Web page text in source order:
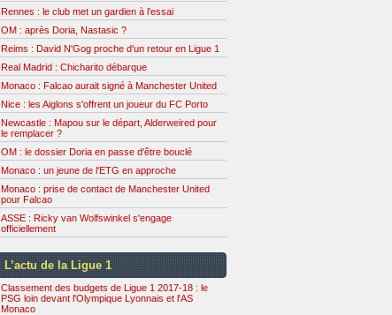
Rennes : le club met un gardien à l'essai
OM : après Doria, Nastasic ?
Reims : David N'Gog proche d'un retour en Ligue 1
Real Madrid : Chicharito débarque
Monaco : Falcao aurait signé à Manchester United
Nice : les Aiglons s'offrent un joueur du FC Porto
Newcastle : Mapou sur le départ, Alderweired pour
le remplacer ?
OM : le dossier Doria en passe d'être bouclé
Monaco : un jeune de l'ETG en approche
Monaco : prise de contact de Manchester United
pour Falcao
ASSE : Ricky van Wolfswinkel s'engage
officiellement
L’actu de la Ligue 1
Classement des budgets de Ligue 1 2017-18 : le
PSG loin devant l'Olympique Lyonnais et l'AS
Monaco